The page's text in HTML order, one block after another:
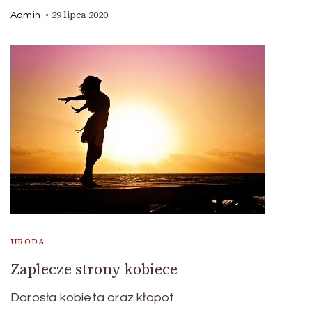
Admin 29 lipca 2020
URODA
Zaplecze strony kobiece
Dorosła kobieta oraz kłopot